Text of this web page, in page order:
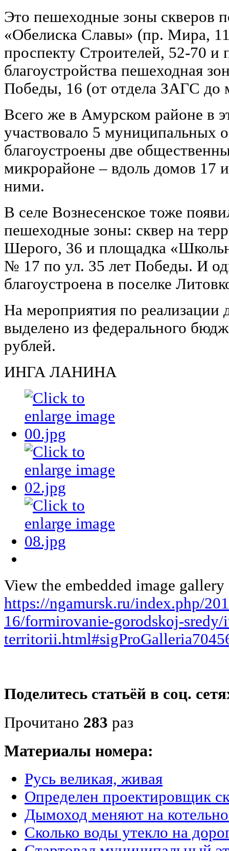
Это пешеходные зоны скверов
«Обелиска Славы» (пр. Мира,
проспекту Строителей, 52-70 и
благоустройства пешеходная
Победы, 16 (от отдела ЗАГС до
Всего же в Амурском районе в
участвовало 5 муниципальных
благоустроены две
микрорайоне – вдоль домов 17
ними.
В селе Вознесенское тоже
пешеходные зоны: сквер на
Шерого, 36 и площадка
№ 17 по ул. 35 лет Победы. И
благоустроена в поселке
На мероприятия по реализации
выделено из федерального
рублей.
ИНГА ЛАНИНА
View the embedded image
https://ngamursk.ru/index.php/
16/formirovanie-gorodskoj-
Поделитесь статьёй в соц.
Прочитано 283 раз
Материалы номера:
Русь великая, живая
Определен проектировщик
Дымоход меняют на
Сколько воды утекло на